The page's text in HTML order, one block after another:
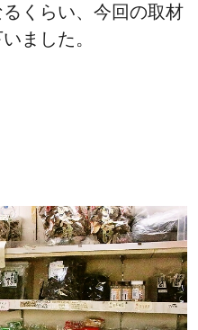
くらい、今回の取材
ました。